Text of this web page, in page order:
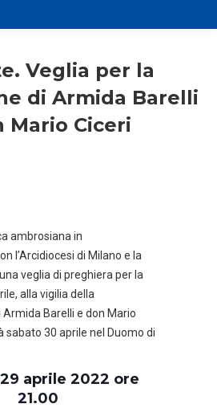
Veglia per la
di Armida Barelli
Mario Ciceri
ambrosiana in
l’Arcidiocesi di Milano e la
veglia di preghiera per la
alla vigilia della
Barelli e don Mario
sabato 30 aprile nel Duomo di
aprile 2022 ore
21.00